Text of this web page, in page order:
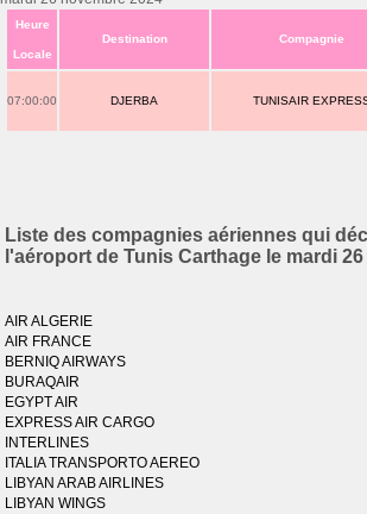
Heure
Locale
Destination Compagnie
07:00:00 DJERBA TUNISAIR
Liste des compagnies aériennes qui
l'aéroport de Tunis Carthage le mardi
AIR ALGERIE
AIR FRANCE
BERNIQ AIRWAYS
BURAQAIR
EGYPT AIR
EXPRESS AIR CARGO
INTERLINES
ITALIA TRANSPORTO AEREO
LIBYAN ARAB AIRLINES
LIBYAN WINGS